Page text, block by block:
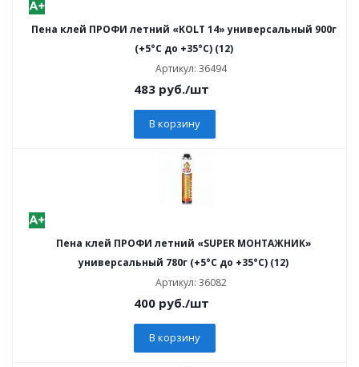
Пена клей ПРОФИ летний «KOLT 14» универсальный 900г
(+5°С до +35°С) (12)
Артикул: 36494
483 руб./шт
В корзину
Пена клей ПРОФИ летний «SUPER МОНТАЖНИК»
универсальный 780г (+5°С до +35°С) (12)
Артикул: 36082
400 руб./шт
В корзину